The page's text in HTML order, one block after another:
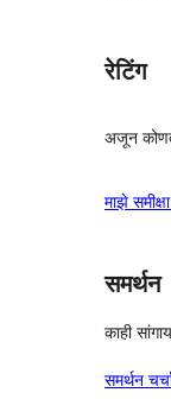
रेटिंग
अजून
माझे
समर्थन
काही
समर्थन